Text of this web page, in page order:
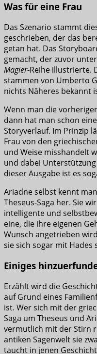
Was für eine Frau
Das Szenario stammt
geschrieben, der das
getan hat. Das
gemacht, der zuvor
Magier-Reihe illustrierte.
stammen von Umberto
nichts Näheres bekannt
Wenn man die
dann hat man schon
Storyverlauf. Im Prinzip
Frau von den
und Weise misshandelt
und dabei
dieser Ausgabe ist es
Ariadne selbst kennt
Theseus-Saga her. Sie
intelligente und
eine, die ihre eigenen
Wunsch angetrieben
sie sich sogar mit Hades
Einiges
Erzählt wird die
auf Grund eines
ist. Wer sich mit der
Saga um Theseus und
vermutlich mit der Stirn
antiken Sagenwelt sie
taucht in jenen